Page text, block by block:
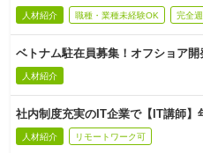
人材紹介 職種・業種未経験OK 完全
ベトナム駐在員募集！オフショア開
人材紹介
社内制度充実のIT企業で【IT講師
人材紹介 リモートワーク可